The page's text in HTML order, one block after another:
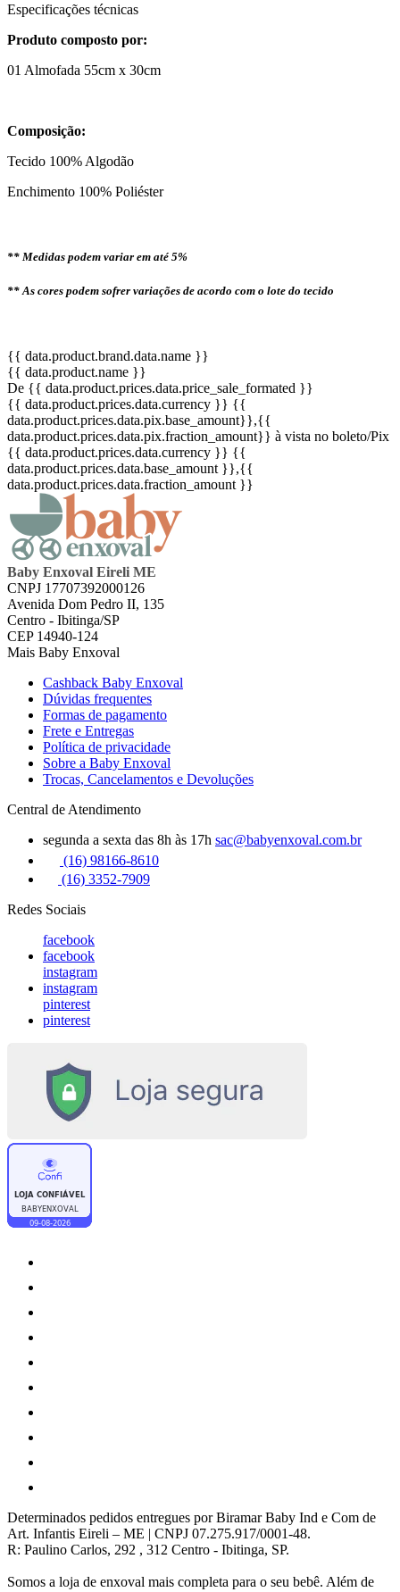
Especificações técnicas
Produto composto por:
01 Almofada 55cm x 30cm
Composição:
Tecido 100% Algodão
Enchimento 100% Poliéster
** Medidas podem variar em até 5%
** As cores podem sofrer variações de acordo com o lote do tecido
{{ data.product.brand.data.name }}
{{ data.product.name }}
De {{ data.product.prices.data.price_sale_formated }}
{{ data.product.prices.data.currency }} {{
data.product.prices.data.pix.base_amount}},{{
data.product.prices.data.pix.fraction_amount}} à vista no boleto/Pix
{{ data.product.prices.data.currency }} {{
data.product.prices.data.base_amount }},{{
data.product.prices.data.fraction_amount }}
Baby Enxoval Eireli ME
CNPJ 17707392000126
Avenida Dom Pedro II, 135
Centro - Ibitinga/SP
CEP 14940-124
Mais Baby Enxoval
Cashback Baby Enxoval
Dúvidas frequentes
Formas de pagamento
Frete e Entregas
Política de privacidade
Sobre a Baby Enxoval
Trocas, Cancelamentos e Devoluções
Central de Atendimento
segunda a sexta das 8h às 17h sac@babyenxoval.com.br
(16) 98166-8610
(16) 3352-7909
Redes Sociais
facebook
facebook
instagram
instagram
pinterest
pinterest
Determinados pedidos entregues por Biramar Baby Ind e Com de
Art. Infantis Eireli – ME | CNPJ 07.275.917/0001-48.
R: Paulino Carlos, 292 , 312 Centro - Ibitinga, SP.
Somos a loja de enxoval mais completa para o seu bebê. Além de